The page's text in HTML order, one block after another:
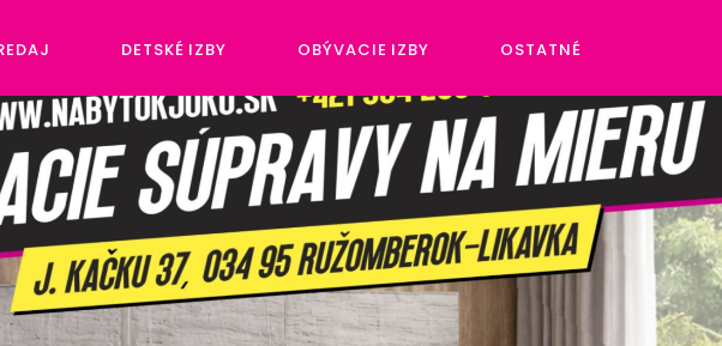
DETSKÉ IZBY OBÝVACIE IZBY OSTATNÉ